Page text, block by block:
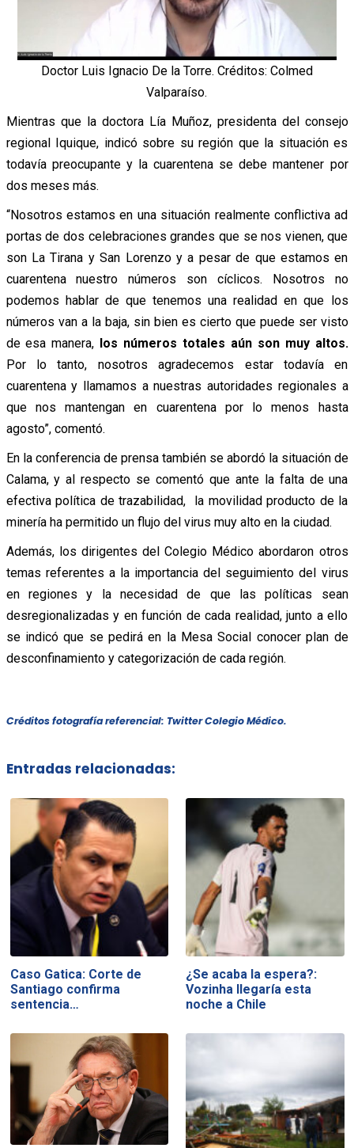
Doctor Luis Ignacio De la Torre. Créditos: Colmed
Valparaíso.
Mientras que la doctora Lía Muñoz, presidenta del consejo
regional Iquique, indicó sobre su región que la situación es
todavía preocupante y la cuarentena se debe mantener por
dos meses más.
“Nosotros estamos en una situación realmente conflictiva ad
portas de dos celebraciones grandes que se nos vienen, que
son La Tirana y San Lorenzo y a pesar de que estamos en
cuarentena nuestro números son cíclicos. Nosotros no
podemos hablar de que tenemos una realidad en que los
números van a la baja, sin bien es cierto que puede ser visto
de esa manera, los números totales aún son muy altos.
Por lo tanto, nosotros agradecemos estar todavía en
cuarentena y llamamos a nuestras autoridades regionales a
que nos mantengan en cuarentena por lo menos hasta
agosto”, comentó.
En la conferencia de prensa también se abordó la situación de
Calama, y al respecto se comentó que ante la falta de una
efectiva política de trazabilidad, la movilidad producto de la
minería ha permitido un flujo del virus muy alto en la ciudad.
Además, los dirigentes del Colegio Médico abordaron otros
temas referentes a la importancia del seguimiento del virus
en regiones y la necesidad de que las políticas sean
desregionalizadas y en función de cada realidad, junto a ello
se indicó que se pedirá en la Mesa Social conocer plan de
desconfinamiento y categorización de cada región.
Créditos fotografía referencial: Twitter Colegio Médico.
Entradas relacionadas:
Caso Gatica: Corte de
Santiago confirma
sentencia…
¿Se acaba la espera?:
Vozinha llegaría esta
noche a Chile